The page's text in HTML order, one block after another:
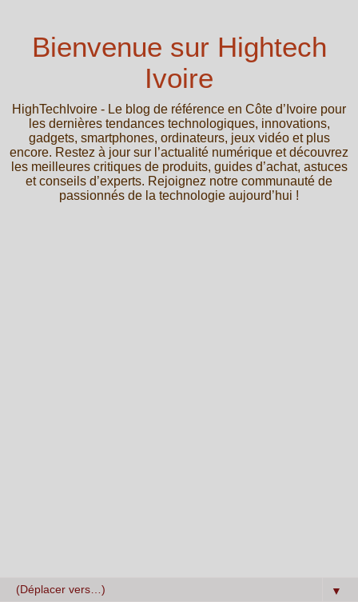
Bienvenue sur Hightech
Ivoire
HighTechIvoire - Le blog de référence en Côte d’Ivoire pour
les dernières tendances technologiques, innovations,
gadgets, smartphones, ordinateurs, jeux vidéo et plus
encore. Restez à jour sur l’actualité numérique et découvrez
les meilleures critiques de produits, guides d’achat, astuces
et conseils d’experts. Rejoignez notre communauté de
passionnés de la technologie aujourd’hui !
▼